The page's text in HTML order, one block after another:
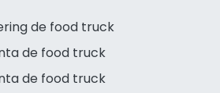
de food truck
de food truck
de food truck